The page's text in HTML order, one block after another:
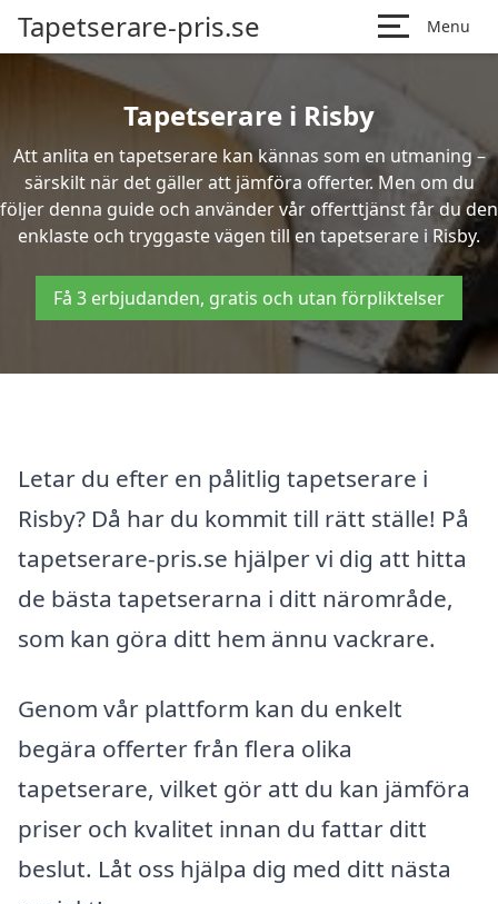
Tapetserare-pris.se Menu
Tapetserare i Risby
Att anlita en tapetserare kan kännas som en utmaning –
särskilt när det gäller att jämföra offerter. Men om du
följer denna guide och använder vår offerttjänst får du den
enklaste och tryggaste vägen till en tapetserare i Risby.
Få 3 erbjudanden, gratis och utan förpliktelser
Letar du efter en pålitlig tapetserare i
Risby? Då har du kommit till rätt ställe! På
tapetserare-pris.se hjälper vi dig att hitta
de bästa tapetserarna i ditt närområde,
som kan göra ditt hem ännu vackrare.
Genom vår plattform kan du enkelt
begära offerter från flera olika
tapetserare, vilket gör att du kan jämföra
priser och kvalitet innan du fattar ditt
beslut. Låt oss hjälpa dig med ditt nästa